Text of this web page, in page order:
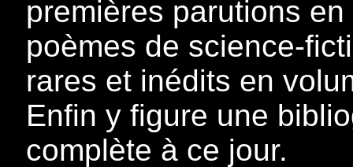
premières parutions
poèmes de science-
rares et inédits en
Enfin y figure une
complète à ce jour.